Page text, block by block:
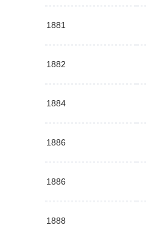
1881
1882
1884
1886
1886
1888